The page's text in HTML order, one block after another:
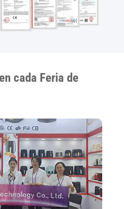
cada Feria de
de Cantón